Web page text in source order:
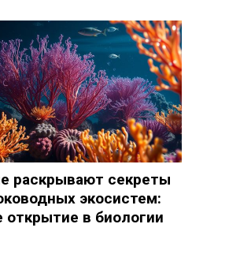
раскрывают секреты
экосистем:
открытие в биологии